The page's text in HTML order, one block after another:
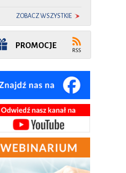
ZOBACZ WSZYSTKIE
PROMOCJE